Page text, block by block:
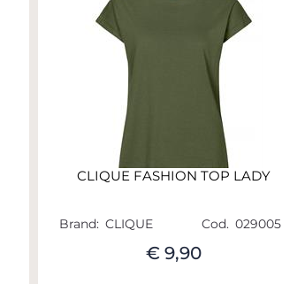
CLIQUE FASHION TOP LADY
Brand: CLIQUE Cod. 029005
€ 9,90